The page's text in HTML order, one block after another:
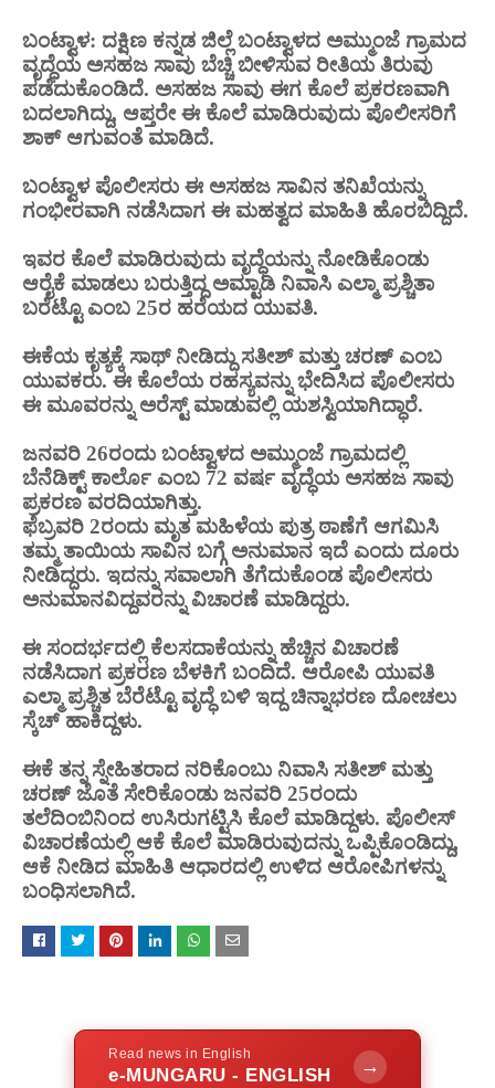
ಬಂಟ್ವಾಳ: ದಕ್ಷಿಣ ಕನ್ನಡ ಜಿಲ್ಲೆ ಬಂಟ್ವಾಳದ ಅಮ್ಮುಂಜೆ ಗ್ರಾಮದ
ವೃದ್ಧೆಯ ಅಸಹಜ ಸಾವು ಬೆಚ್ಚಿ ಬೀಳಿಸುವ ರೀತಿಯ ತಿರುವು
ಪಡೆದುಕೊಂಡಿದೆ. ಅಸಹಜ ಸಾವು ಈಗ ಕೊಲೆ ಪ್ರಕರಣವಾಗಿ
ಬದಲಾಗಿದ್ದು, ಆಪ್ತರೇ ಈ ಕೊಲೆ ಮಾಡಿರುವುದು ಪೊಲೀಸರಿಗೆ
ಶಾಕ್ ಆಗುವಂತೆ ಮಾಡಿದೆ.
ಬಂಟ್ವಾಳ ಪೊಲೀಸರು ಈ ಅಸಹಜ ಸಾವಿನ ತನಿಖೆಯನ್ನು
ಗಂಭೀರವಾಗಿ ನಡೆಸಿದಾಗ ಈ ಮಹತ್ವದ ಮಾಹಿತಿ ಹೊರಬಿದ್ದಿದೆ.
ಇವರ ಕೊಲೆ ಮಾಡಿರುವುದು ವೃದ್ಧೆಯನ್ನು ನೋಡಿಕೊಂಡು
ಆರೈಕೆ ಮಾಡಲು ಬರುತ್ತಿದ್ದ ಅಮ್ಟಾಡಿ ನಿವಾಸಿ ಎಲ್ಮಾಪ್ರಶ್ಚಿತಾ
ಬರೆಟ್ಟೊ ಎಂಬ 25ರ ಹರೆಯದ ಯುವತಿ.
ಈಕೆಯ ಕೃತ್ಯಕ್ಕೆ ಸಾಥ್ ನೀಡಿದ್ದು ಸತೀಶ್ ಮತ್ತು ಚರಣ್ ಎಂಬ
ಯುವಕರು. ಈ ಕೊಲೆಯ ರಹಸ್ಯವನ್ನು ಭೇದಿಸಿದ ಪೊಲೀಸರು
ಈ ಮೂವರನ್ನು ಅರೆಸ್ಟ್ ಮಾಡುವಲ್ಲಿ ಯಶಸ್ವಿಯಾಗಿದ್ಧಾರೆ.
ಜನವರಿ 26ರಂದು ಬಂಟ್ವಾಳದ ಅಮ್ಮುಂಜೆ ಗ್ರಾಮದಲ್ಲಿ
ಬೆನೆಡಿಕ್ಟ್ ಕಾರ್ಲೊ ಎಂಬ 72 ವರ್ಷ ವೃದ್ಧೆಯ ಅಸಹಜ ಸಾವು
ಪ್ರಕರಣ ವರದಿಯಾಗಿತ್ತು.
ಫೆಬ್ರವರಿ 2ರಂದು ಮೃತ ಮಹಿಳೆಯ ಪುತ್ರ ಠಾಣೆಗೆ ಆಗಮಿಸಿ
ತಮ್ಮ ತಾಯಿಯ ಸಾವಿನ ಬಗ್ಗೆ ಅನುಮಾನ ಇದೆ ಎಂದು ದೂರು
ನೀಡಿದ್ದರು. ಇದನ್ನು ಸವಾಲಾಗಿ ತೆಗೆದುಕೊಂಡ ಪೊಲೀಸರು
ಅನುಮಾನವಿದ್ದವರನ್ನು ವಿಚಾರಣೆ ಮಾಡಿದ್ದರು.
ಈ ಸಂದರ್ಭದಲ್ಲಿ ಕೆಲಸದಾಕೆಯನ್ನು ಹೆಚ್ಚಿನ ವಿಚಾರಣೆ
ನಡೆಸಿದಾಗ ಪ್ರಕರಣ ಬೆಳಕಿಗೆ ಬಂದಿದೆ. ಆರೋಪಿ ಯುವತಿ
ಎಲ್ಮಾ ಪ್ರಶ್ಚಿತ ಬೆರೆಟ್ಟೊ ವೃದ್ಧೆ ಬಳಿ ಇದ್ದ ಚಿನ್ನಾಭರಣ ದೋಚಲು
ಸ್ಕೆಚ್ ಹಾಕಿದ್ದಳು.
ಈಕೆ ತನ್ನ ಸ್ನೇಹಿತರಾದ ನರಿಕೊಂಬು ನಿವಾಸಿ ಸತೀಶ್ ಮತ್ತು
ಚರಣ್ ಜೊತೆ ಸೇರಿಕೊಂಡು ಜನವರಿ 25ರಂದು
ತಲೆದಿಂಬಿನಿಂದ ಉಸಿರುಗಟ್ಟಿಸಿ ಕೊಲೆ ಮಾಡಿದ್ದಳು. ಪೊಲೀಸ್
ವಿಚಾರಣೆಯಲ್ಲಿ ಆಕೆ ಕೊಲೆ ಮಾಡಿರುವುದನ್ನು ಒಪ್ಪಿಕೊಂಡಿದ್ದು,
ಆಕೆ ನೀಡಿದ ಮಾಹಿತಿ ಆಧಾರದಲ್ಲಿ ಉಳಿದ ಆರೋಪಿಗಳನ್ನು
ಬಂಧಿಸಲಾಗಿದೆ.
Read news in English
e-MUNGARU - ENGLISH →